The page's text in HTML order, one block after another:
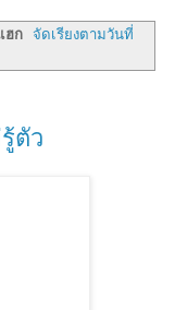
ฮก
จัดเรียงตามวันที่
ตัว